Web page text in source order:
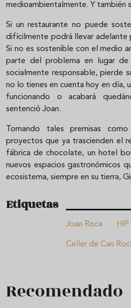
medioambientalmente. Y también
Si un restaurante no puede
difícilmente podrá llevar adelante
Si no es sostenible con el medio
parte del problema en lugar
socialmente responsable, pierde
no lo tienes en cuenta hoy en día,
funcionando o acabará
sentenció Joan.
Tomando tales premisas
proyectos que ya trascienden el
fábrica de chocolate, un hotel
nuevos espacios gastronómicos
ecosistema, siempre en su tierra,
Etiquetas
Joan Roca HIP
Celler de Can
Recomendado